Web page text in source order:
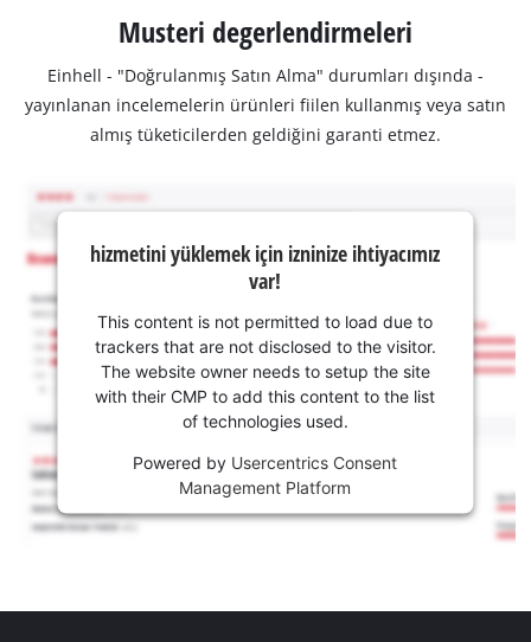
Musteri degerlendirmeleri
Einhell - "Doğrulanmış Satın Alma" durumları dışında -
yayınlanan incelemelerin ürünleri fiilen kullanmış veya satın
almış tüketicilerden geldiğini garanti etmez.
hizmetini yüklemek için izninize ihtiyacımız
var!
This content is not permitted to load due to
trackers that are not disclosed to the visitor.
The website owner needs to setup the site
with their CMP to add this content to the list
of technologies used.
Powered by Usercentrics Consent
Management Platform